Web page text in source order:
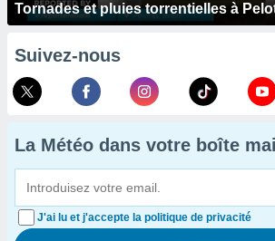
Tornades et pluies torrentielles à
Suivez-nous
La Météo dans votre boîte mail
J'ai lu et j'accepte la politique de privacité